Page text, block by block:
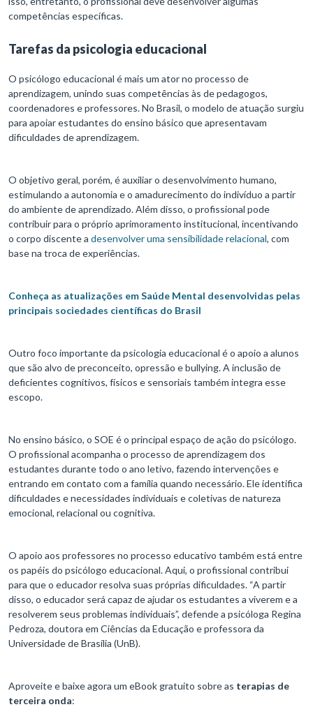
competências específicas.
Tarefas da psicologia educacional
O psicólogo educacional é mais um ator no processo de
aprendizagem, unindo suas competências às de pedagogos,
coordenadores e professores. No Brasil, o modelo de atuação surgiu
para apoiar estudantes do ensino básico que apresentavam
dificuldades de aprendizagem.
O objetivo geral, porém, é auxiliar o desenvolvimento humano,
estimulando a autonomia e o amadurecimento do indivíduo a partir
do ambiente de aprendizado. Além disso, o profissional pode
contribuir para o próprio aprimoramento institucional, incentivando
o corpo discente a desenvolver uma sensibilidade relacional, com
base na troca de experiências.
Conheça as atualizações em Saúde Mental desenvolvidas pelas
principais sociedades científicas do Brasil
Outro foco importante da psicologia educacional é o apoio a alunos
que são alvo de preconceito, opressão e bullying. A inclusão de
deficientes cognitivos, físicos e sensoriais também integra esse
escopo.
No ensino básico, o SOE é o principal espaço de ação do psicólogo.
O profissional acompanha o processo de aprendizagem dos
estudantes durante todo o ano letivo, fazendo intervenções e
entrando em contato com a família quando necessário. Ele identifica
dificuldades e necessidades individuais e coletivas de natureza
emocional, relacional ou cognitiva.
O apoio aos professores no processo educativo também está entre
os papéis do psicólogo educacional. Aqui, o profissional contribui
para que o educador resolva suas próprias dificuldades. “A partir
disso, o educador será capaz de ajudar os estudantes a viverem e a
resolverem seus problemas individuais”, defende a psicóloga Regina
Pedroza, doutora em Ciências da Educação e professora da
Universidade de Brasília (UnB).
Aproveite e baixe agora um eBook gratuito sobre as terapias de
terceira onda: